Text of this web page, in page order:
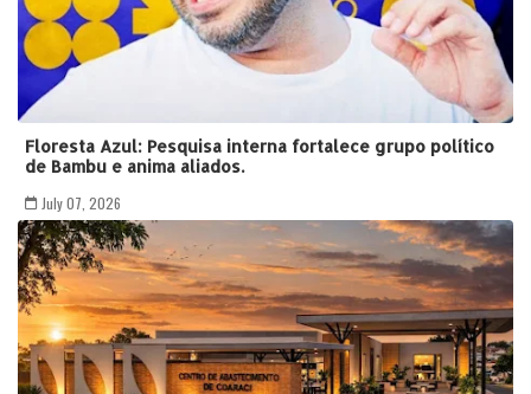
Floresta Azul: Pesquisa interna fortalece grupo político
de Bambu e anima aliados.
July 07, 2026